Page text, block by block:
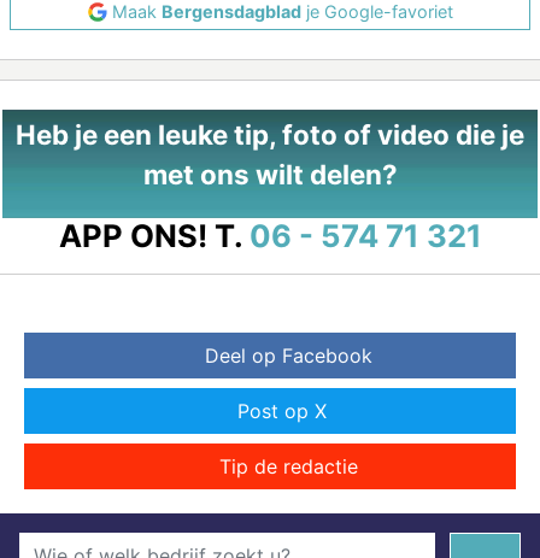
Maak Bergensdagbladje Google-favoriet
Heb je een leuke tip, foto of video die je
met ons wilt delen?
APP ONS! T. 06 - 574 71 321
Deel op Facebook
Post op X
Tip de redactie